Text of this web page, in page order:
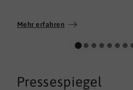
Wir wünschen allen
persönlichen Weg und viel
Mehr erfahren
Pressespiegel